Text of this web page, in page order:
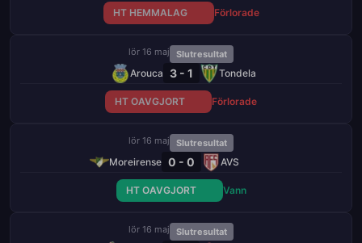
HT HEMMALAG Förlorade
lör 16 maj Slutresultat
Arouca 3 - 1 Tondela
HT OAVGJORT Förlorade
lör 16 maj Slutresultat
Moreirense 0 - 0 AVS
HT OAVGJORT Vann
lör 16 maj Slutresultat